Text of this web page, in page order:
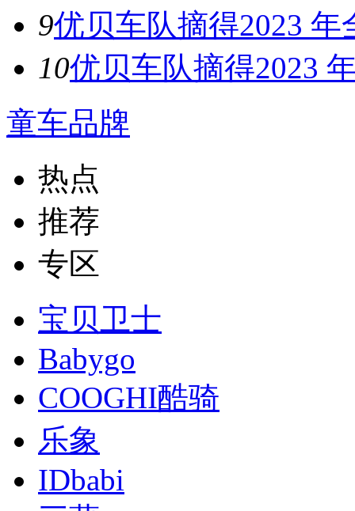
9优贝车队摘得2023
10优贝车队摘得2023
童车品牌
热点
推荐
专区
宝贝卫士
Babygo
COOGHI酷骑
乐象
IDbabi